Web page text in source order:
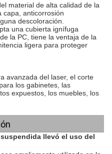
material de alta calidad de la
capa, anticorrosión
descoloración.
una cubierta ignífuga
la PC, tiene la ventaja de la
ligera para proteger
avanzada del laser, el corte
los gabinetes, las
expuestos, los muebles, los
llevó el uso del